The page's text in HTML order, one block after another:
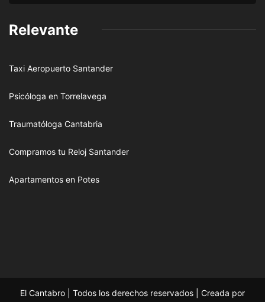
Relevante
Taxi Aeropuerto Santander
Psicóloga en Torrelavega
Traumatóloga Cantabria
Compramos tu Reloj Santander
Apartamentos en Potes
El Cantabro | Todos los derechos reservados | Creada por